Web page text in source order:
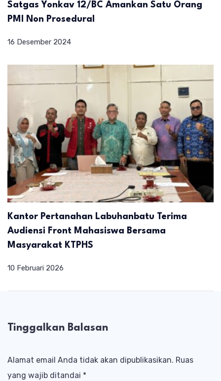
Satgas Yonkav 12/BC Amankan Satu Orang
PMI Non Prosedural
16 Desember 2024
Kantor Pertanahan Labuhanbatu Terima
Audiensi Front Mahasiswa Bersama
Masyarakat KTPHS
10 Februari 2026
Tinggalkan Balasan
Alamat email Anda tidak akan dipublikasikan. Ruas
yang wajib ditandai *